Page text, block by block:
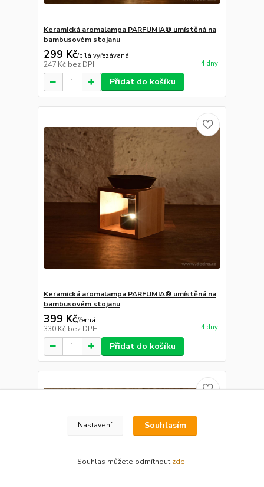
Keramická aromalampa PARFUMIA® umístěná na
bambusovém stojanu
299 Kč/bílá vyřezávaná
247 Kč bez DPH 4 dny
Přidat do košíku
Keramická aromalampa PARFUMIA® umístěná na
bambusovém stojanu
399 Kč/černá
330 Kč bez DPH 4 dny
Přidat do košíku
Nastavení Souhlasím
Souhlas můžete odmítnout zde.